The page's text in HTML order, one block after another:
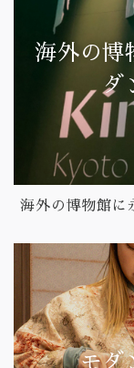
海外の博
ダ
海外の博物館に
モダ